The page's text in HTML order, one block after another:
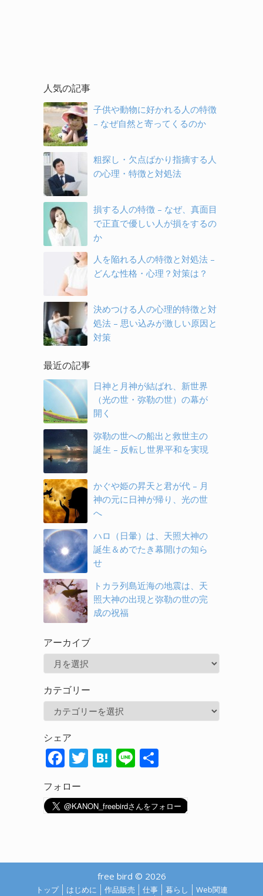
人気の記事
子供や動物に好かれる人の特徴
– なぜ自然と寄ってくるのか
粗探し・欠点ばかり指摘する人
の心理・特徴と対処法
損する人の特徴 – なぜ、真面目
で正直で優しい人が損をするの
か
人を陥れる人の特徴と対処法 –
どんな性格・心理？対策は？
決めつける人の心理的特徴と対
処法 – 思い込みが激しい原因と
対策
最近の記事
日神と月神が結ばれ、新世界
（光の世・弥勒の世）の幕が
開く
弥勒の世への船出と救世主の
誕生 – 反転し世界平和を実現
かぐや姫の昇天と君が代 – 月
神の元に日神が帰り、光の世
へ
ハロ（日暈）は、天照大神の
誕生＆めでたき幕開けの知ら
せ
トカラ列島近海の地震は、天
照大神の出現と弥勒の世の完
成の祝福
アーカイブ
カ
カテゴリー
ゴ
リ
シェア
F
e
b
k
T
itt
er
H
e
n
Li
e
フォロー
free bird © 2026
トップ はじめに 作品販売 仕事 暮らし
Web関連